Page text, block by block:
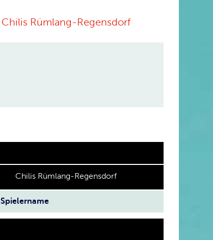
Chilis Rümlang-Regensdorf
Chilis Rümlang-Regensdorf
Spielername